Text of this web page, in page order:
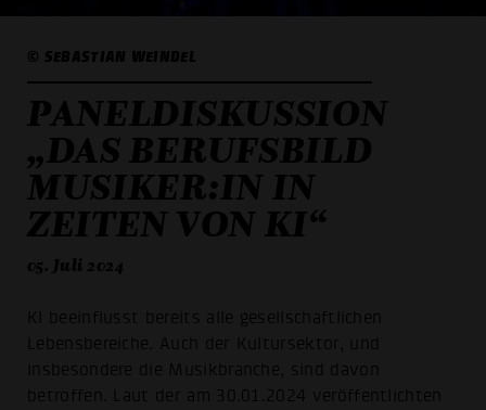
© SEBASTIAN WEINDEL
PANELDISKUSSION
„DAS BERUFSBILD
MUSIKER:IN IN
ZEITEN VON KI“
05. Juli 2024
KI beeinflusst bereits alle gesellschaftlichen
Lebensbereiche. Auch der Kultursektor, und
insbesondere die Musikbranche, sind davon
betroffen. Laut der am 30.01.2024 veröffentlichten